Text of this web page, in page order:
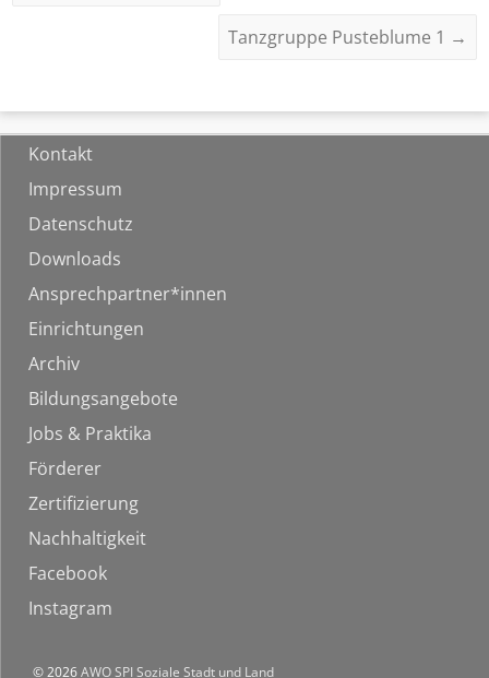
Tanzgruppe Pusteblume 1 →
Kontakt
Impressum
Datenschutz
Downloads
Ansprechpartner*innen
Einrichtungen
Archiv
Bildungsangebote
Jobs & Praktika
Förderer
Zertifizierung
Nachhaltigkeit
Facebook
Instagram
© 2026AWO SPI Soziale Stadt und Land